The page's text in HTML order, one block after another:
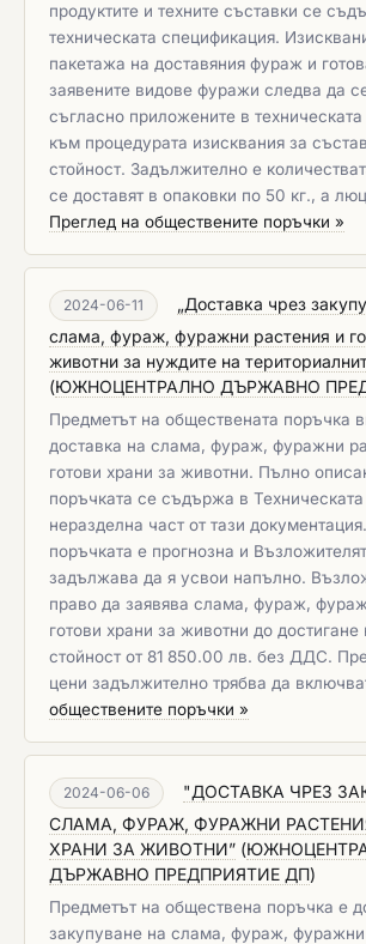
продуктите и техните съставки се
техническата спецификация.
пакетажа на доставяния фураж и
заявените видове фуражи следва да
съгласно приложените в
към процедурата изисквания за
стойност. Задължително е
се доставят в опаковки по 50 кг., а
Преглед на обществените поръчки »
2024-06-11
„Доставка чрез
слама, фураж, фуражни растения и
животни за нуждите на
(ЮЖНОЦЕНТРАЛНО ДЪРЖАВНО
Предметът на обществената поръчка
доставка на слама, фураж, фуражни
готови храни за животни. Пълно
поръчката се съдържа в
неразделна част от тази
поръчката е прогнозна и
задължава да я усвои напълно.
право да заявява слама, фураж,
готови храни за животни до достигане
стойност от 81 850.00 лв. без ДДС.
цени задължително трябва да
обществените поръчки »
2024-06-06
"ДОСТАВКА ЧРЕЗ
СЛАМА, ФУРАЖ, ФУРАЖНИ
ХРАНИ ЗА ЖИВОТНИ” (
ДЪРЖАВНО ПРЕДПРИЯТИЕ ДП)
Предметът на обществена поръчка е
закупуване на слама, фураж, фуражни